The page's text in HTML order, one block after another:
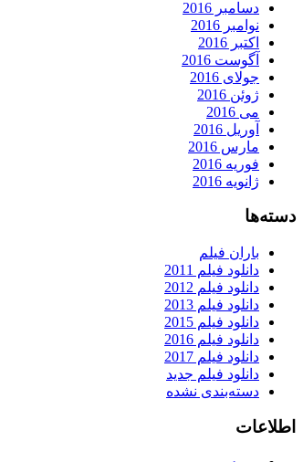
دسامبر 2016
نوامبر 2016
اکتبر 2016
آگوست 2016
جولای 2016
ژوئن 2016
می 2016
آوریل 2016
مارس 2016
فوریه 2016
ژانویه 2016
دسته‌ها
باران فیلم
دانلود فیلم 2011
دانلود فیلم 2012
دانلود فیلم 2013
دانلود فیلم 2015
دانلود فیلم 2016
دانلود فیلم 2017
دانلود فیلم جدید
دسته‌بندی نشده
اطلاعات